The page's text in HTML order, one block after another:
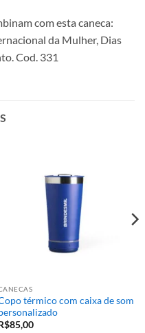
com esta caneca:
da Mulher, Dias
Cod. 331
térmico com caixa de som
85,00